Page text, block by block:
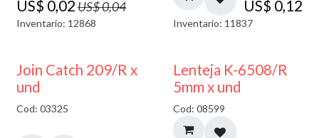
US$ 0,02US$0,04
Inventario: 12868
US$ 0,12
Inventario: 11837
Join Catch 209/R x
und
Cod: 03325 50% DESCUENTO
Lenteja K-6508/R
5mm x und
Cod: 08599